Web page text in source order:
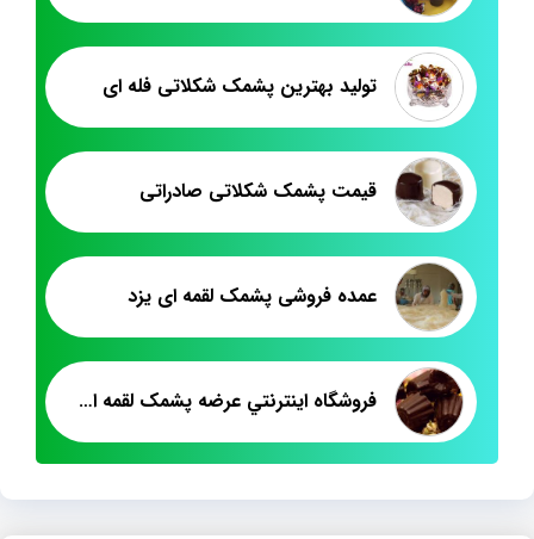
تولید بهترین پشمک شکلاتی فله ای
قیمت پشمک شکلاتی صادراتی
عمده فروشی پشمک لقمه ای یزد
فروشگاه اينترنتي عرضه پشمک لقمه اي حاج يعقوب